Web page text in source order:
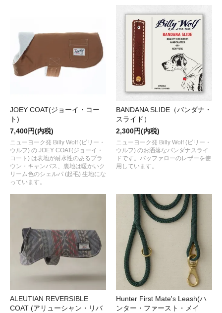
JOEY COAT(ジョーイ・コー
ト)
7,400円(内税)
ニューヨーク発 Billy Wolf (ビリー・
ウルフ) の JOEY COAT(ジョーイ・
コート) は表地が耐水性のあるブラ
ウン・キャンバス、裏地は暖かいク
リーム色のシェルパ (起毛) 生地にな
っています。
BANDANA SLIDE（バンダナ・
スライド）
2,300円(内税)
ニューヨーク発 Billy Wolf (ビリー・
ウルフ) のお洒落なバンダナスライ
ドです。バッファローのレザーを使
用しています。
ALEUTIAN REVERSIBLE
COAT (アリューシャン・リバ
Hunter First Mate's Leash(ハ
ンター・ファースト・メイ